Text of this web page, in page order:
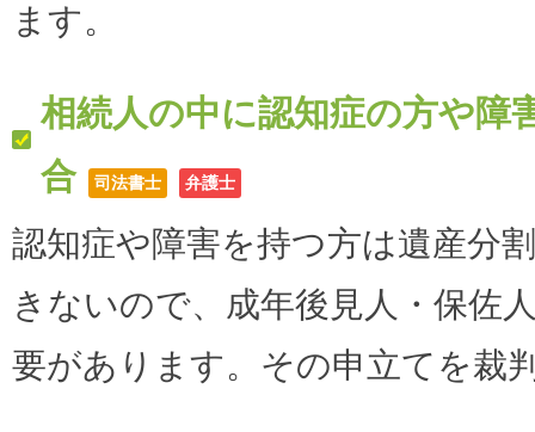
ます。
相続人の中に認知症の方や障
合
司法書士 弁護士
認知症や障害を持つ方は遺産分
きないので、成年後見人・保佐
要があります。その申立てを裁